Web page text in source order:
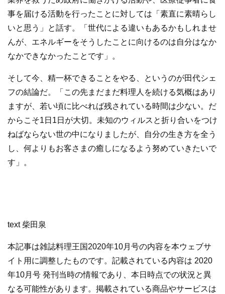
事を届ける活動を行ったことに対しては「素直に素晴らし
いと思う」と話す。「世代による違いもあるかもしれませ
んが、エネルギーをそうしたことに向けるのは自分はなか
なかできなかったことです」。
そして今、精一杯できることをやる、というのが田代シェ
フの結論だ。「この先まだまだ料理人を続ける気概はあり
ますが、若い頃に比べれば残されている時間は少ない。だ
からこそ1日1日が大切。未知のウィルスと折り合いをつけ
ねばならない世の中になりましたが、自分の生き方を全う
し、何よりもお客さまの癒しになるよう努めていきたいで
す」。
text 柴田泉
本記事は雑誌料理王国2020年10月号の内容を本ウェブサ
イト用に調整したものです。記載されている内容は 2020
年10月号 発刊当時の情報であり、本日時点での状況と異
なる可能性があります。掲載されている商品やサービスは